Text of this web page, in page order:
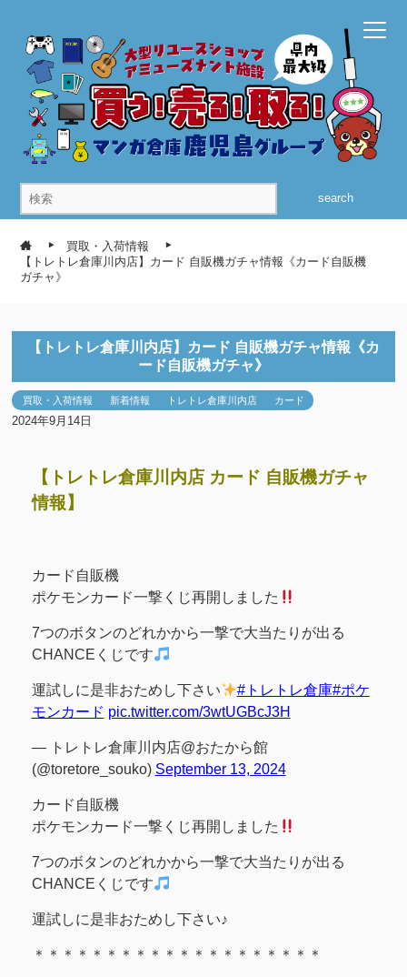
search
買取・入荷情報
【トレトレ倉庫川内店】カード 自販機ガチャ情報《カード自販機
ガチャ》
【トレトレ倉庫川内店】カード 自販機ガチャ情報《カ
ード自販機ガチャ》
買取・入荷情報 新着情報 トレトレ倉庫川内店 カード
2024年9月14日
【トレトレ倉庫川内店 カード 自販機ガチャ
情報】
カード自販機
ポケモンカード一撃くじ再開しました
7つのボタンのどれかから一撃で大当たりが出る
CHANCEくじです
運試しに是非おためし下さい #トレトレ倉庫#ポケ
モンカード pic.twitter.com/3wtUGBcJ3H
— トレトレ倉庫川内店@おたから館
(@toretore_souko) September 13, 2024
カード自販機
ポケモンカード一撃くじ再開しました
7つのボタンのどれかから一撃で大当たりが出る
CHANCEくじです
運試しに是非おためし下さい♪
＊＊＊＊＊＊＊＊＊＊＊＊＊＊＊＊＊＊＊＊